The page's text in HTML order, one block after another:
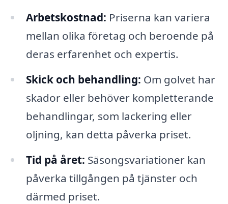
Arbetskostnad: Priserna kan variera
mellan olika företag och beroende på
deras erfarenhet och expertis.
Skick och behandling: Om golvet har
skador eller behöver kompletterande
behandlingar, som lackering eller
oljning, kan detta påverka priset.
Tid på året: Säsongsvariationer kan
påverka tillgången på tjänster och
därmed priset.